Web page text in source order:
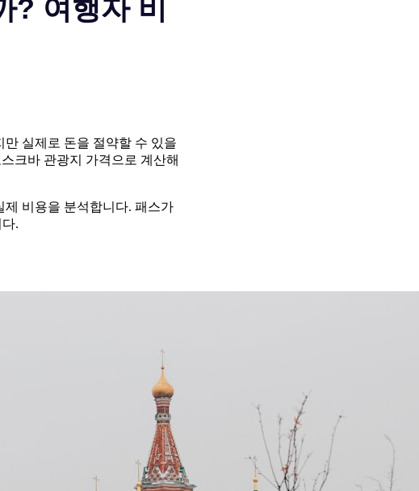
? 여행자 비
실제로 돈을 절약할 수 있을
크바 관광지 가격으로 계산해
제 비용을 분석합니다. 패스가
.